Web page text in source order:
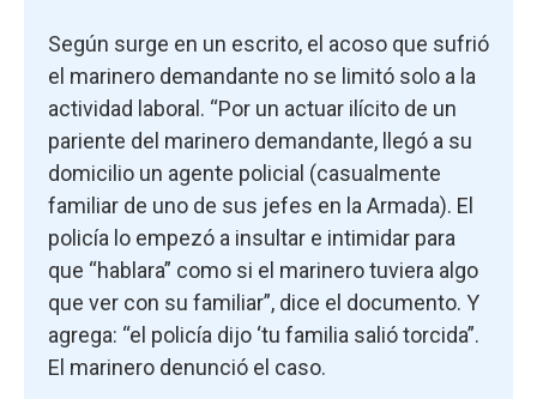
Según surge en un escrito, el acoso que sufrió
el marinero demandante no se limitó solo a la
actividad laboral. “Por un actuar ilícito de un
pariente del marinero demandante, llegó a su
domicilio un agente policial (casualmente
familiar de uno de sus jefes en la Armada). El
policía lo empezó a insultar e intimidar para
que “hablara” como si el marinero tuviera algo
que ver con su familiar”, dice el documento. Y
agrega: “el policía dijo ‘tu familia salió torcida”.
El marinero denunció el caso.